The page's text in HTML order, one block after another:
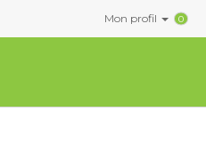
Mon profil 0